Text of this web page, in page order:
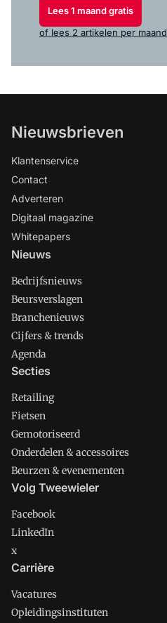
Lees 1 maand gratis
of lees 2 artikelen per maand
Nieuwsbrieven
Klantenservice
Contact
Adverteren
Digitaal magazine
Whitepapers
Nieuws
Bedrijfsnieuws
Beursverslagen
Branchenieuws
Cijfers & trends
Agenda
Secties
Retailing
Fietsen
Gemotoriseerd
Onderdelen & accessoires
Beurzen & evenementen
Volg Tweewieler
Facebook
LinkedIn
x
Carrière
Vacatures
Opleidingsinstituten